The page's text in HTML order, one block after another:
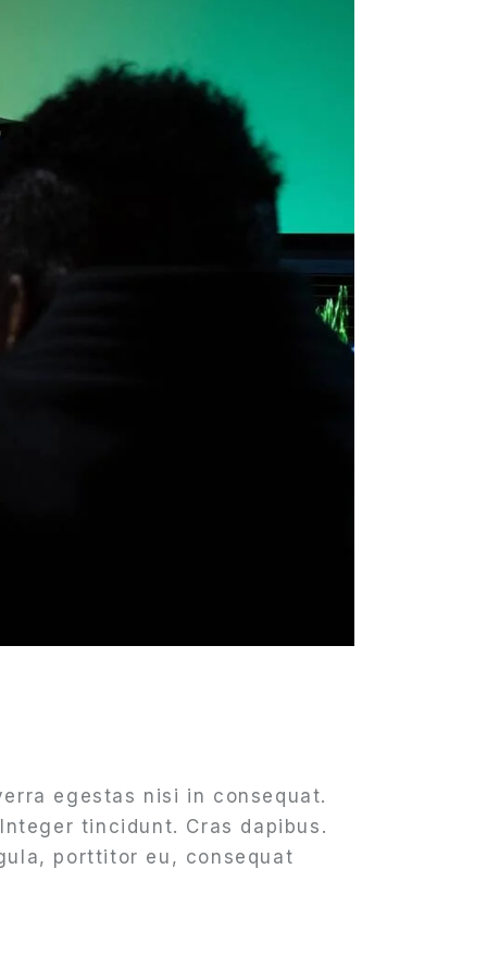
egestas nisi in consequat.
tincidunt. Cras dapibus.
porttitor eu, consequat